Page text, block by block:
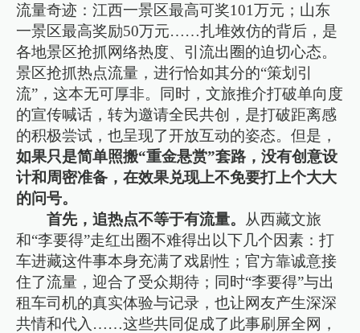
流量奇迹：江西一景区最高可奖101万元；山东
一景区最高奖励50万元……扎堆效仿的背后，是
各地景区抢抓网络热度、引流出圈的迫切心态。
景区抢抓热点流量，进行恰如其分的“策划引
流”，这本无可厚非。同时，文旅推介打破单向度
的宣传喊话，转为邀请全民共创，是打破距离感
的积极尝试，也呈现了开放互动的姿态。但是，
如果只是简单照搬“重金悬赏”套路，没有创意设
计和周密准备，在效果兑现上不免要打上个大大
的问号。
首先，追热点不等于有流量。 从西藏文旅
和“李要得”走红出圈不难得出以下几个因素：打
车进藏这件事本身充满了戏剧性；官方靠诚意接
住了流量，迎合了受众期待；同时“李要得”与出
租车司机的真实体验与记录，也让网友产生深深
共情和代入……这些共同促成了此事刷屏全网，